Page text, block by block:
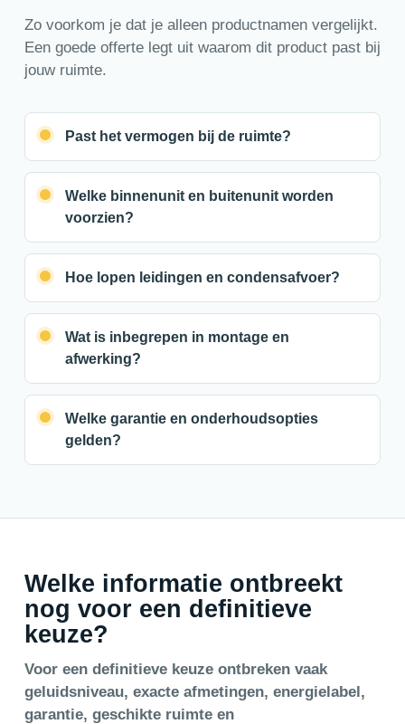
Zo voorkom je dat je alleen productnamen vergelijkt.
Een goede offerte legt uit waarom dit product past bij
jouw ruimte.
Past het vermogen bij de ruimte?
Welke binnenunit en buitenunit worden
voorzien?
Hoe lopen leidingen en condensafvoer?
Wat is inbegrepen in montage en
afwerking?
Welke garantie en onderhoudsopties
gelden?
Welke informatie ontbreekt
nog voor een definitieve
keuze?
Voor een definitieve keuze ontbreken vaak
geluidsniveau, exacte afmetingen, energielabel,
garantie, geschikte ruimte en